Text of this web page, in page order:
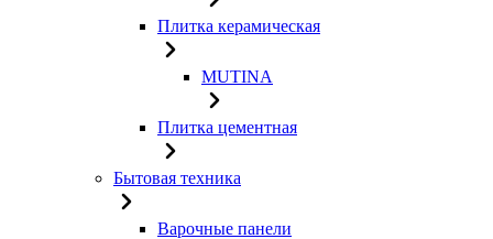
Плитка керамическая
MUTINA
Плитка цементная
Бытовая техника
Варочные панели